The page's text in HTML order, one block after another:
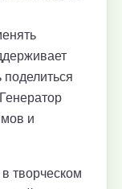
и
творческом